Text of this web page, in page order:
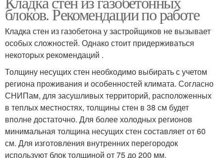
блоков. Рекомендации по работе
Кладка стен из газобетона у застройщиков не вызывает
особых сложностей. Однако стоит придерживаться
некоторых рекомендаций .
Толщину несущих стен необходимо выбирать с учетом
региона проживания и особенностей климата. Согласно
СНИПам, для засушливых территорий, расположенных
в теплых местностях, толщины стен в 38 см будет
вполне достаточно. Для более холодных регионов
минимальная толщина несущих стен составляет от 60
см. Для изготовления внутренних перегородок
используют блок толщиной от 75 до 200 мм.